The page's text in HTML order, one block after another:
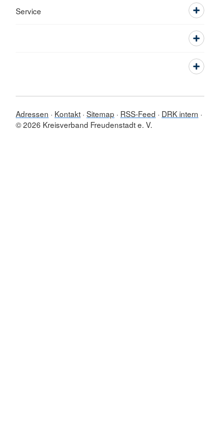
Service
Adressen Kontakt Sitemap RSS-Feed
DRK intern
© 2026 Kreisverband Freudenstadt e. V.